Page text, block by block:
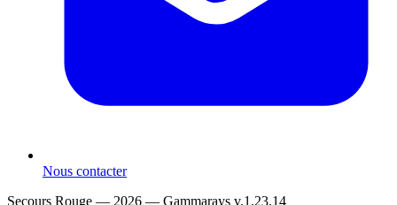
Nous contacter
Secours Rouge — 2026 — Gammarays v.1.23.14